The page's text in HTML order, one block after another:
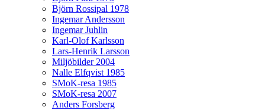
Björn Rossipal 1978
Ingemar Andersson
Ingemar Juhlin
Karl-Olof Karlsson
Lars-Henrik Larsson
Miljöbilder 2004
Nalle Elfqvist 1985
SMoK-resa 1985
SMoK-resa 2007
Anders Forsberg